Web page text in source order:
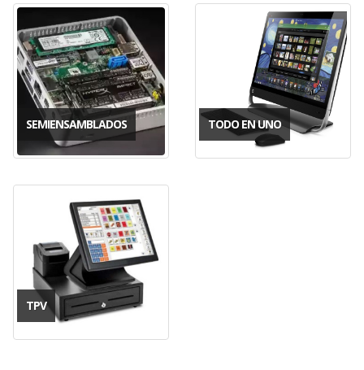
SEMIENSAMBLADOS TODO EN UNO
TPV